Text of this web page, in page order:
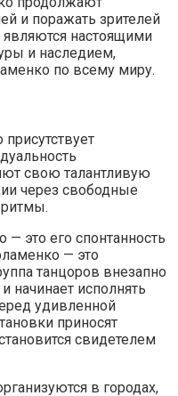
и поражать зрителей
являются настоящими
и наследием,
по всему миру.
свою талантливую
через свободные
это его спонтанность
— это
танцоров внезапно
начинает исполнять
удивленной
приносят
свидетелем
в городах,